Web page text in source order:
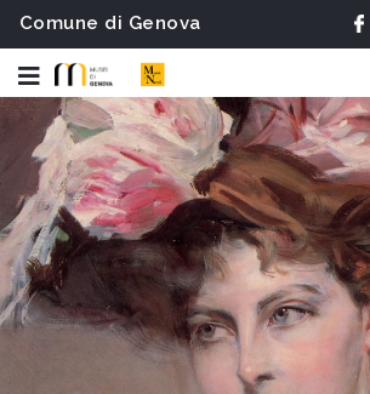
Comune di Genova